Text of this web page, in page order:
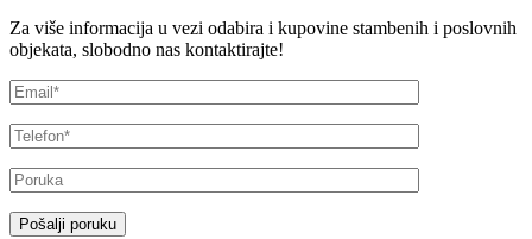
Za više informacija u vezi odabira i kupovine stambenih i poslovnih
objekata, slobodno nas kontaktirajte!
Pošalji poruku